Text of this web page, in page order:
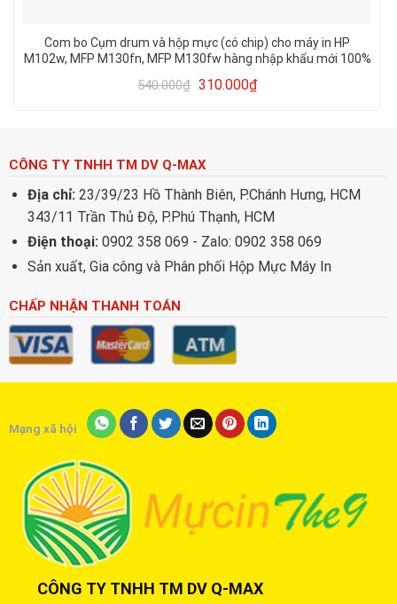
Com bo Cụm drum và hộp mực (có chip) cho máy in HP
M102w, MFP M130fn, MFP M130fw hàng nhập khẩu mới 100%
540.000₫ 310.000₫
CÔNG TY TNHH TM DV Q-MAX
Địa chỉ: 23/39/23 Hồ Thành Biên, P.Chánh Hưng, HCM
343/11 Trần Thủ Độ, P.Phú Thạnh, HCM
Điện thoại: 0902 358 069 - Zalo: 0902 358 069
Sản xuất, Gia công và Phân phối Hộp Mực Máy In
CHẤP NHẬN THANH TOÁN
Mạng xã hội
CÔNG TY TNHH TM DV Q-MAX